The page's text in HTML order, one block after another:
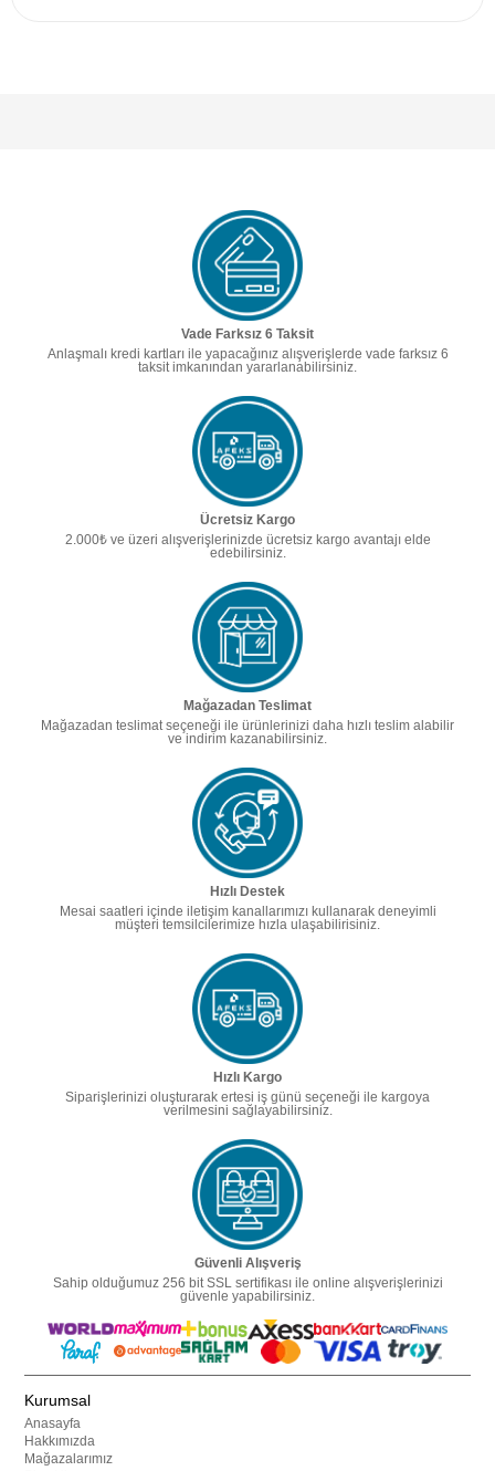
Vade Farksız 6 Taksit
Anlaşmalı kredi kartları ile yapacağınız alışverişlerde vade farksız 6
taksit imkanından yararlanabilirsiniz.
Ücretsiz Kargo
2.000₺ ve üzeri alışverişlerinizde ücretsiz kargo avantajı elde
edebilirsiniz.
Mağazadan Teslimat
Mağazadan teslimat seçeneği ile ürünlerinizi daha hızlı teslim alabilir
ve indirim kazanabilirsiniz.
Hızlı Destek
Mesai saatleri içinde iletişim kanallarımızı kullanarak deneyimli
müşteri temsilcilerimize hızla ulaşabilirisiniz.
Hızlı Kargo
Siparişlerinizi oluşturarak ertesi iş günü seçeneği ile kargoya
verilmesini sağlayabilirsiniz.
Güvenli Alışveriş
Sahip olduğumuz 256 bit SSL sertifikası ile online alışverişlerinizi
güvenle yapabilirsiniz.
Kurumsal
Anasayfa
Hakkımızda
Mağazalarımız